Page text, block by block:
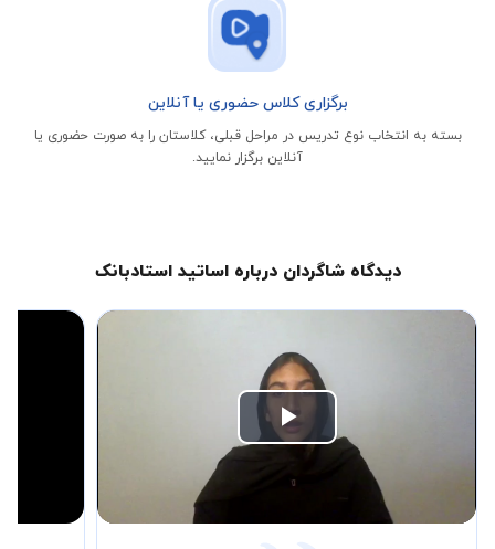
برگزاری کلاس حضوری یا آنلاین
بسته به انتخاب نوع تدریس در مراحل قبلی، کلاستان را به صورت حضوری یا
آنلاین برگزار نمایید.
دیدگاه شاگردان درباره اساتید استادبانک
Play
Video